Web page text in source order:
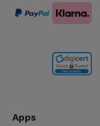
Apps